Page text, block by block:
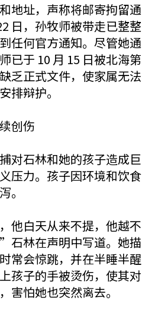
地址，声称将邮寄拘留通
日，孙牧师被带走已整整
任何官方通知。尽管她通
已于 10 月 15 日被北海第
乏正式文件，使家属无法
排辩护。
创伤
对石林和她的孩子造成巨
压力。孩子因环境和饮食
。
他白天从来不提，他越不
石林在声明中写道。她描
常会惊跳，并在半睡半醒
孩子的手被烫伤，使其对
害怕她也突然离去。